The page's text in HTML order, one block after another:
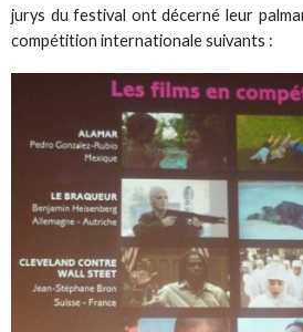
jurys du festival ont décerné leur
compétition internationale suivants :